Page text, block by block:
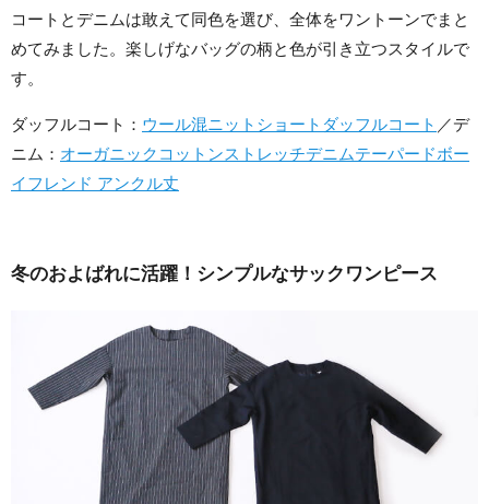
コートとデニムは敢えて同色を選び、全体をワントーンでまと
めてみました。楽しげなバッグの柄と色が引き立つスタイルで
す。
ダッフルコート： ウール混ニットショートダッフルコート ／デ
ニム： オーガニックコットンストレッチデニムテーパードボー
イフレンド アンクル丈
冬のおよばれに活躍！シンプルなサックワンピース